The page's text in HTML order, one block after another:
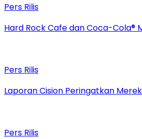
Pers Rilis
Hard Rock Cafe dan Coca-Cola®
Pers Rilis
Laporan Cision Peringatkan
Pers Rilis